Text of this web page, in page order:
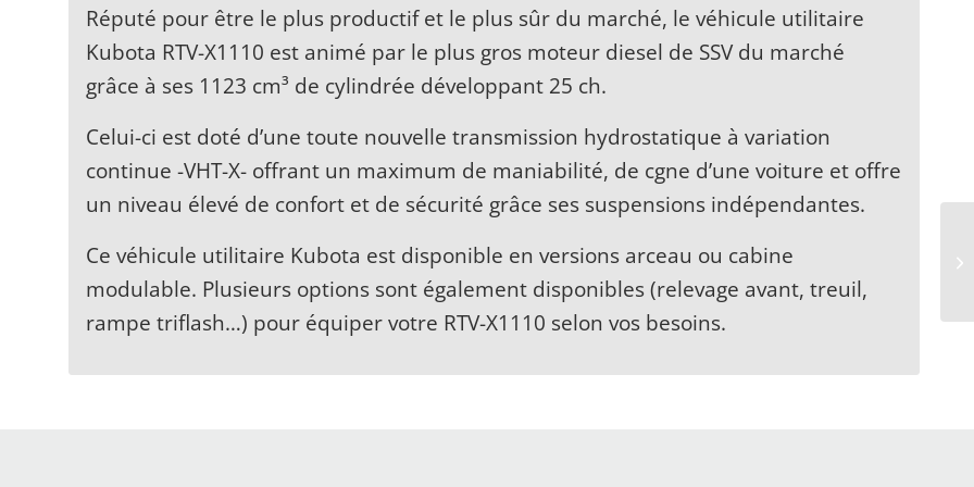
Réputé pour être le plus productif et le plus sûr du marché, le véhicule utilitaire
Kubota RTV-X1110 est animé par le plus gros moteur diesel de SSV du marché
grâce à ses 1123 cm³ de cylindrée développant 25 ch.
Celui-ci est doté d’une toute nouvelle transmission hydrostatique à variation
continue -VHT-X- offrant un maximum de maniabilité, de cgne d’une voiture et offre
un niveau élevé de confort et de sécurité grâce ses suspensions indépendantes.
Ce véhicule utilitaire Kubota est disponible en versions arceau ou cabine
modulable. Plusieurs options sont également disponibles (relevage avant, treuil,
rampe triflash…) pour équiper votre RTV-X1110 selon vos besoins.